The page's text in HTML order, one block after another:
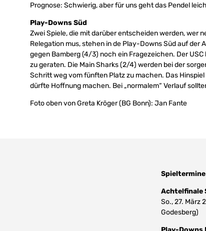
Prognose: Schwierig, aber für uns geht das Pendel
Play-Downs Süd
Zwei Spiele, die mit darüber entscheiden werden, wer
Relegation mus, stehen in de Play-Downs Süd auf der
gegen Bamberg (4/3) noch ein Fragezeichen. Der
zu geraten. Die Main Sharks (2/4) werden bei der
Schritt weg vom fünften Platz zu machen. Das
dürfte Hoffnung machen. Bei „normalem“ Verlauf
Foto oben von Greta Kröger (BG Bonn): Jan Fante
Spieltermine
Achtelfinale
So., 27. März
Godesberg)